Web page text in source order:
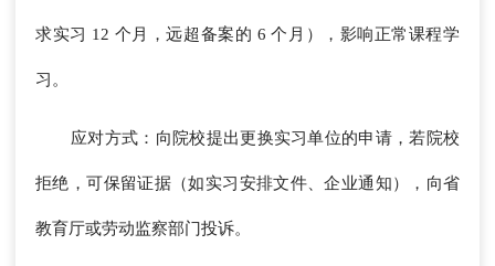
求实习 12 个月，远超备案的 6 个月），影响正常课程学
习。
应对方式：向院校提出更换实习单位的申请，若院校
拒绝，可保留证据（如实习安排文件、企业通知），向省
教育厅或劳动监察部门投诉。